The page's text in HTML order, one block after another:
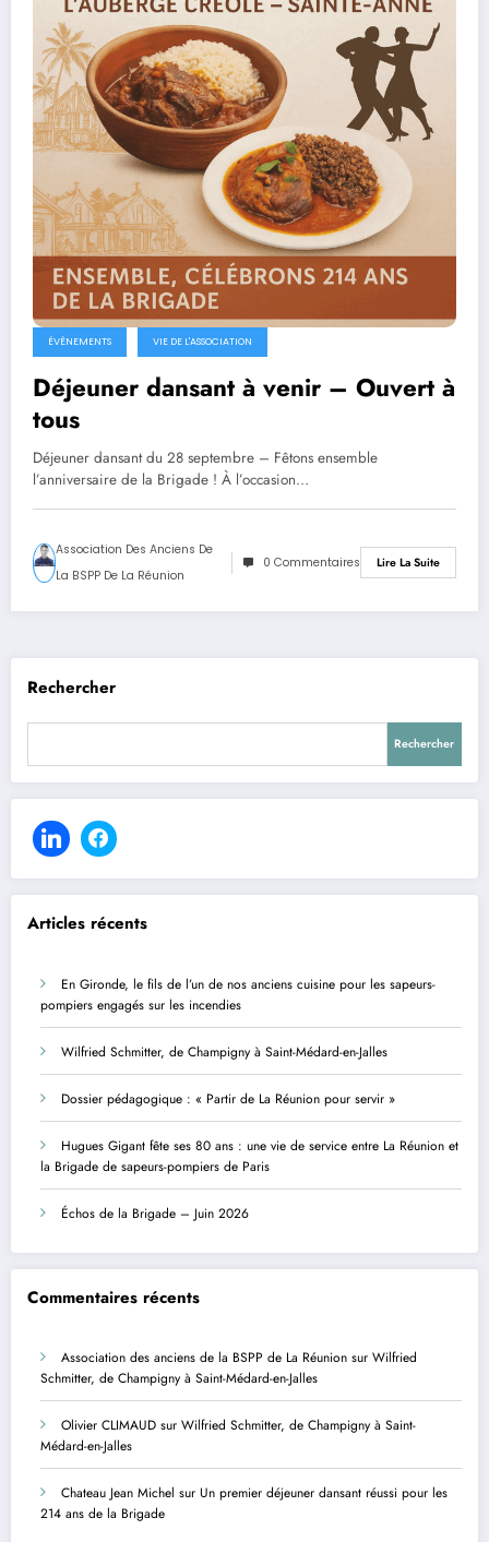
ÉVÈNEMENTS VIE DE L'ASSOCIATION
Déjeuner dansant à venir – Ouvert à
tous
Déjeuner dansant du 28 septembre – Fêtons ensemble
l’anniversaire de la Brigade ! À l’occasion…
Association Des Anciens De
La BSPP De La Réunion
0 Commentaires Lire La Suite
Rechercher
Rechercher
Articles récents
En Gironde, le fils de l’un de nos anciens cuisine pour les sapeurs-
pompiers engagés sur les incendies
Wilfried Schmitter, de Champigny à Saint-Médard-en-Jalles
Dossier pédagogique : « Partir de La Réunion pour servir »
Hugues Gigant fête ses 80 ans : une vie de service entre La Réunion et
la Brigade de sapeurs-pompiers de Paris
Échos de la Brigade – Juin 2026
Commentaires récents
Association des anciens de la BSPP de La Réunion sur Wilfried
Schmitter, de Champigny à Saint-Médard-en-Jalles
Olivier CLIMAUD sur Wilfried Schmitter, de Champigny à Saint-
Médard-en-Jalles
Chateau Jean Michel sur Un premier déjeuner dansant réussi pour les
214 ans de la Brigade